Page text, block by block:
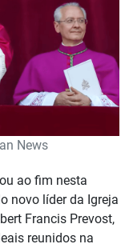
News
ao fim nesta
novo líder da Igreja
Francis Prevost,
reunidos na